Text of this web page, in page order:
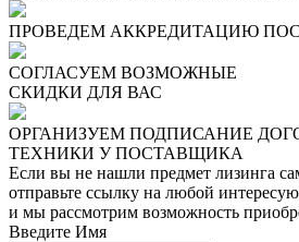
ПРОВЕДЕМ АККРЕДИТАЦИЮ
СОГЛАСУЕМ ВОЗМОЖНЫЕ
СКИДКИ ДЛЯ ВАС
ОРГАНИЗУЕМ ПОДПИСАНИЕ
ТЕХНИКИ У ПОСТАВЩИКА
Если вы не нашли предмет лизинга
отправьте ссылку на любой
и мы рассмотрим возможность
Введите Имя